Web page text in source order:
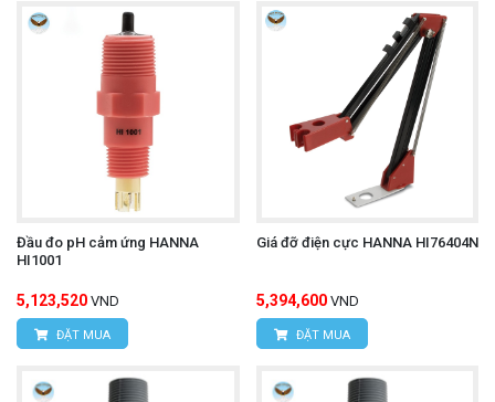
Đầu đo pH cảm ứng HANNA
HI1001
5,123,520 VND
ĐẶT MUA
Giá đỡ điện cực HANNA HI76404N
5,394,600 VND
ĐẶT MUA